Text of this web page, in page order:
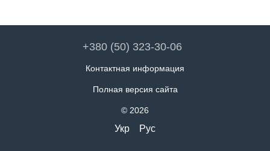
+380 (50) 323-30-06
Контактная информация
Полная версия сайта
© 2026
Укр Рус